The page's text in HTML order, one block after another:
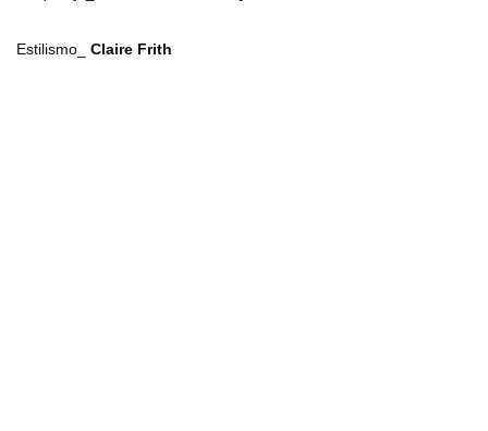
Estilismo_ Claire Frith